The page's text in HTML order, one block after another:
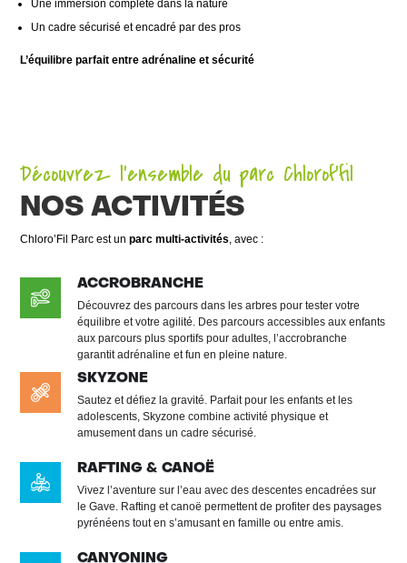
Une immersion complète dans la nature
Un cadre sécurisé et encadré par des pros
L’équilibre parfait entre adrénaline et sécurité
Découvrez l'ensemble du parc Chlorof'fil
NOS ACTIVITÉS
Chloro’Fil Parc est unparc multi-activités, avec :
ACCROBRANCHE
Découvrez des parcours dans les arbres pour tester votre
équilibre et votre agilité. Des parcours accessibles aux enfants
aux parcours plus sportifs pour adultes, l’accrobranche
garantit adrénaline et fun en pleine nature.
SKYZONE
Sautez et défiez la gravité. Parfait pour les enfants et les
adolescents, Skyzone combine activité physique et
amusement dans un cadre sécurisé.
RAFTING & CANOË
Vivez l’aventure sur l’eau avec des descentes encadrées sur
le Gave. Rafting et canoë permettent de profiter des paysages
pyrénéens tout en s’amusant en famille ou entre amis.
CANYONING